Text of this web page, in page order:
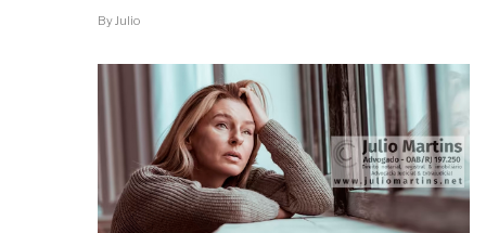
ByJulio